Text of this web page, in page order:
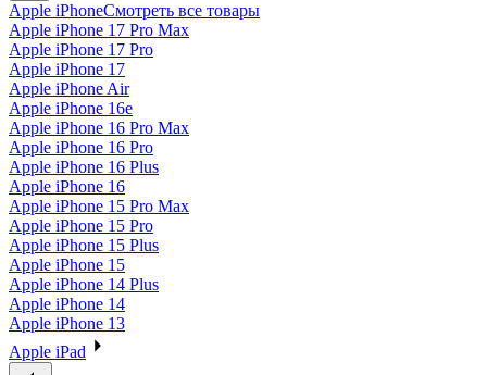
Apple iPhoneСмотреть все товары
Apple iPhone 17 Pro Max
Apple iPhone 17 Pro
Apple iPhone 17
Apple iPhone Air
Apple iPhone 16e
Apple iPhone 16 Pro Max
Apple iPhone 16 Pro
Apple iPhone 16 Plus
Apple iPhone 16
Apple iPhone 15 Pro Max
Apple iPhone 15 Pro
Apple iPhone 15 Plus
Apple iPhone 15
Apple iPhone 14 Plus
Apple iPhone 14
Apple iPhone 13
Apple iPad